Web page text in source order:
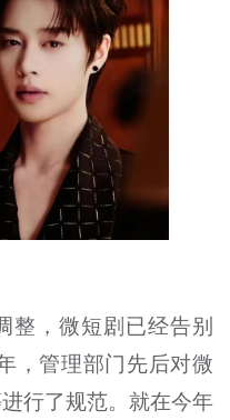
整，微短剧已经告别
，管理部门先后对微
行了规范。就在今年